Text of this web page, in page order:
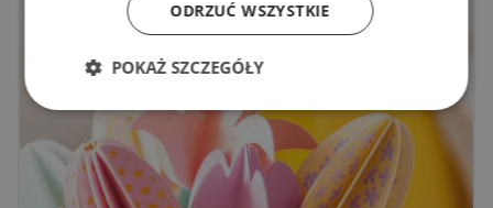
ODRZUĆ WSZYSTKIE
POKAŻ SZCZEGÓŁY